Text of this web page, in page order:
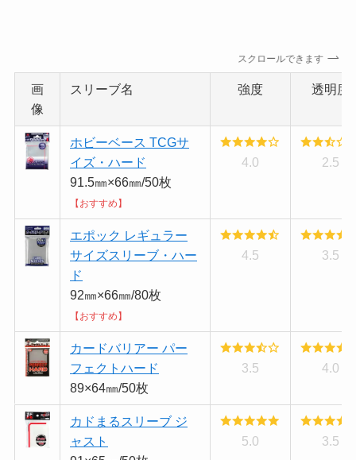
スクロールできます
画
像
スリーブ名 強度 透明度
ホビーベース TCGサ
イズ・ハード
91.5㎜×66㎜/50枚
【おすすめ】
4.0 2.5
エポック レギュラー
サイズスリーブ・ハー
ド
92㎜×66㎜/80枚
【おすすめ】
4.5 3.5
カードバリアー パー
フェクトハード
89×64㎜/50枚
3.5 4.0
カドまるスリーブ ジ
ャスト
5.0 3.5